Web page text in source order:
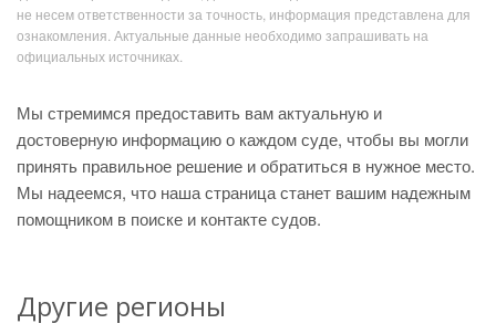
не несем ответственности за точность, информация представлена для
ознакомления. Актуальные данные необходимо запрашивать на
официальных источниках.
Мы стремимся предоставить вам актуальную и
достоверную информацию о каждом суде, чтобы вы могли
принять правильное решение и обратиться в нужное место.
Мы надеемся, что наша страница станет вашим надежным
помощником в поиске и контакте судов.
Другие регионы